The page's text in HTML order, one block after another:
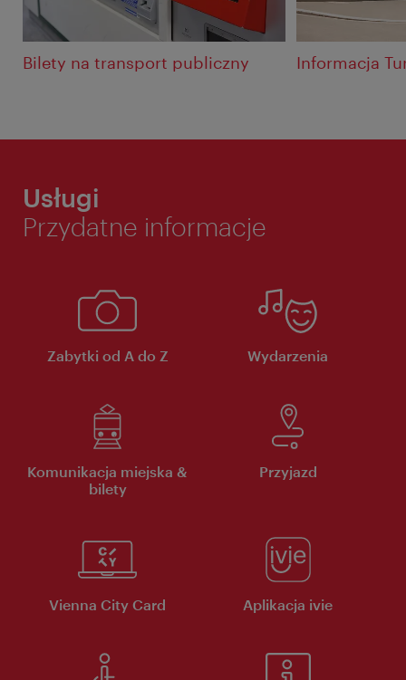
Bilety na transport publiczny Informacja
Usługi
Przydatne informacje
Zabytki od A do Z Wydarzenia
Komunikacja miejska &
bilety
Przyjazd
Vienna City Card Aplikacja ivie